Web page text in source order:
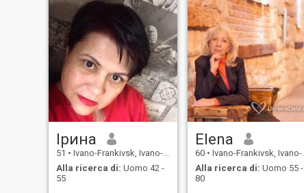
Ірина
51 • Ivano-Frankivsk, Ivano-Frankivs'k, Ucraina
Alla ricerca di: Uomo 42 -
55
Elena
60 • Ivano-Frankivsk, Ivano-Frankivs'k, Ucraina
Alla ricerca di: Uomo 55 -
80